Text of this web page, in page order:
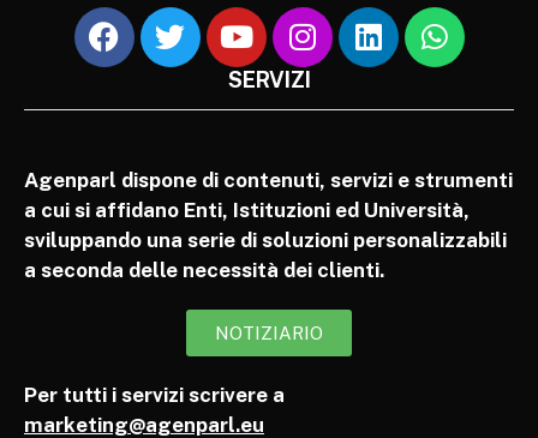
SERVIZI
Agenparl dispone di contenuti, servizi e strumenti
a cui si affidano Enti, Istituzioni ed Università,
sviluppando una serie di soluzioni personalizzabili
a seconda delle necessità dei clienti.
NOTIZIARIO
Per tutti i servizi scrivere a
marketing@agenparl.eu